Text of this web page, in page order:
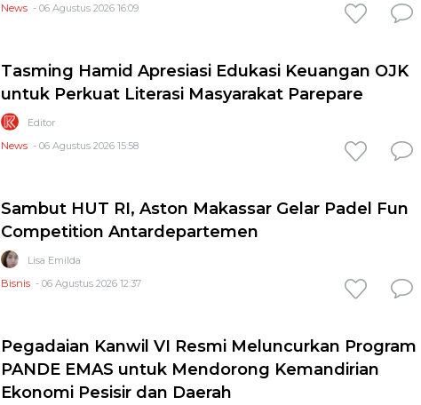
News - 06 Agustus 2026 16:09
Tasming Hamid Apresiasi Edukasi Keuangan OJK
untuk Perkuat Literasi Masyarakat Parepare
Editor
News - 06 Agustus 2026 15:58
Sambut HUT RI, Aston Makassar Gelar Padel Fun
Competition Antardepartemen
Lisa Emilda
Bisnis - 06 Agustus 2026 12:37
Pegadaian Kanwil VI Resmi Meluncurkan Program
PANDE EMAS untuk Mendorong Kemandirian
Ekonomi Pesisir dan Daerah